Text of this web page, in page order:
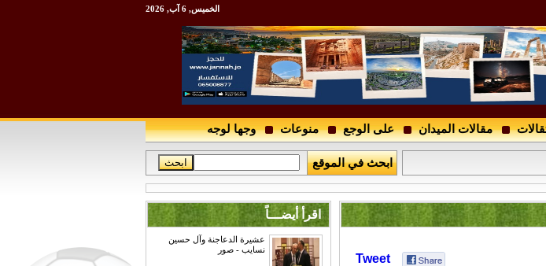
الخميس, 6 آب, 2026
مقالات الميدان على الوجع منوعات
وجها لوجه
الأردن
ابحث في الموقع
Tweet
اقرأ أيضـــاً
عشيرة الدعاجنة وآل حسين
نسايب - صور